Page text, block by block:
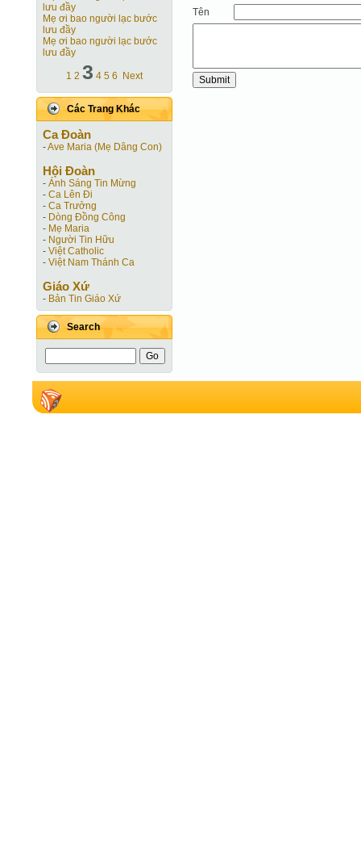
lưu đầy
Mẹ ơi bao người lạc bước
lưu đầy
Mẹ ơi bao người lạc bước
lưu đầy
1 2 3 4 5 6 Next
Các Trang Khác
Ca Ðoàn
-Ave Maria (Mẹ Dâng Con)
Hội Ðoàn
- Ánh Sáng Tin Mừng
- Ca Lên Đi
- Ca Trưởng
- Dòng Đồng Công
- Mẹ Maria
- Người Tin Hữu
- Việt Catholic
- Việt Nam Thánh Ca
Giáo Xứ
- Bản Tin Giáo Xứ
Search
Tên